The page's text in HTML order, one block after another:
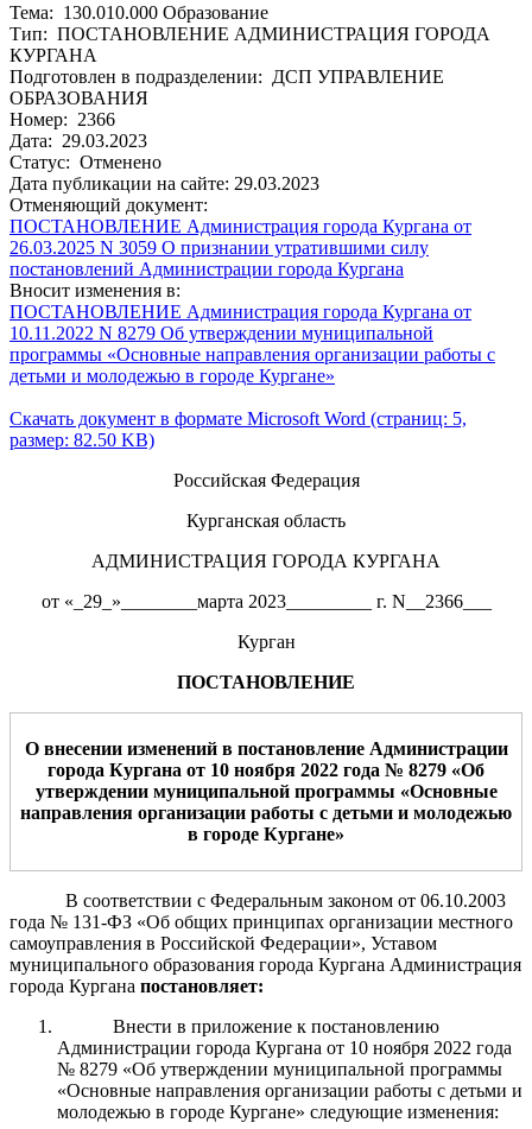
Тема: 130.010.000 Образование
Тип: ПОСТАНОВЛЕНИЕ АДМИНИСТРАЦИЯ ГОРОДА
КУРГАНА
Подготовлен в подразделении: ДСП УПРАВЛЕНИЕ
ОБРАЗОВАНИЯ
Номер: 2366
Дата: 29.03.2023
Статус: Отменено
Дата публикации на сайте: 29.03.2023
Отменяющий документ:
ПОСТАНОВЛЕНИЕ Администрация города Кургана от
26.03.2025 N 3059 О признании утратившими силу
постановлений Администрации города Кургана
Вносит изменения в:
ПОСТАНОВЛЕНИЕ Администрация города Кургана от
10.11.2022 N 8279 Об утверждении муниципальной
программы «Основные направления организации работы с
детьми и молодежью в городе Кургане»
Скачать документ в формате Microsoft Word (страниц: 5,
размер: 82.50 KB)
Российская Федерация
Курганская область
АДМИНИСТРАЦИЯ ГОРОДА КУРГАНА
от «_29_»________марта 2023_________ г. N__2366___
Курган
ПОСТАНОВЛЕНИЕ
О внесении изменений в постановление Администрации
города Кургана от 10 ноября 2022 года № 8279 «Об
утверждении муниципальной программы «Основные
направления организации работы с детьми и молодежью
в городе Кургане»
В соответствии с Федеральным законом от 06.10.2003
года № 131-ФЗ «Об общих принципах организации местного
самоуправления в Российской Федерации», Уставом
муниципального образования города Кургана Администрация
города Кургана постановляет:
Внести в приложение к постановлению
Администрации города Кургана от 10 ноября 2022 года
№ 8279 «Об утверждении муниципальной программы
«Основные направления организации работы с детьми и
молодежью в городе Кургане» следующие изменения: